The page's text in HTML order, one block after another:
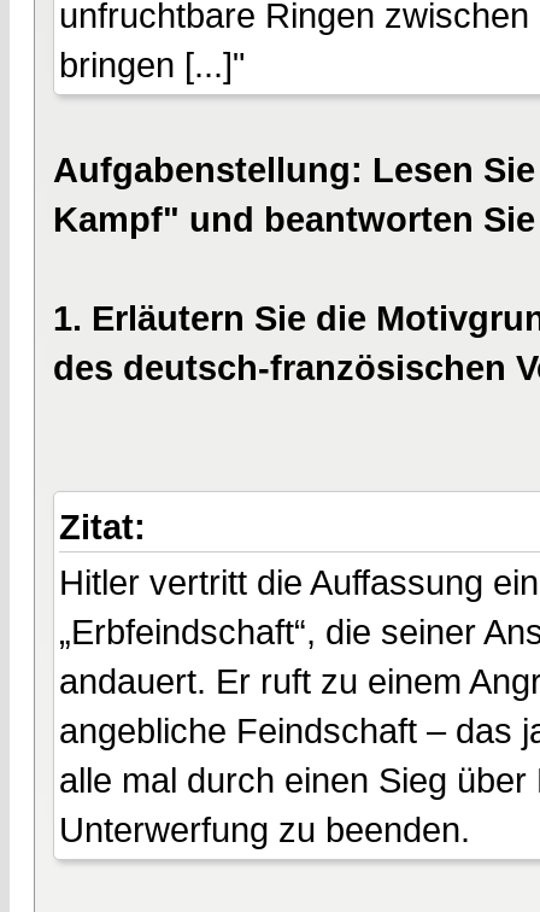
unfruchtbare Ringen
bringen [...]"
Aufgabenstellung: Lesen
Kampf" und beantworten
1. Erläutern Sie die
des deutsch-französischen
Zitat:
Hitler vertritt die Auffassung
„Erbfeindschaft“, die seiner
andauert. Er ruft zu einem
angebliche Feindschaft – das
alle mal durch einen Sieg
Unterwerfung zu beenden.